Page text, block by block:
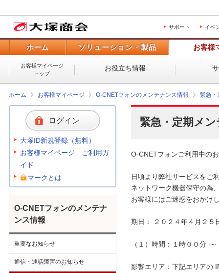
サポート イベ
ホーム ソリューション・製品 お客様
お客様マイページ
トップ
お役立ち情報
ホーム お客様マイページ O-CNETフォンのメンテナンス情報 緊急・
緊急・定期メ
O-CNETフォンご利用中の
日頃より弊社サービスをご
ネットワーク機器保守の為
お客様にはご迷惑をおかけ
期日： ２０２４年４月２５
（１）時間：１時００分
影響エリア：下記エリアの
ログイン
大塚ID新規登録（無料）
お客様マイページ ご利用ガ
イド
マークとは
O-CNETフォンのメンテナ
ンス情報
重要なお知らせ
通信・通話障害のお知らせ